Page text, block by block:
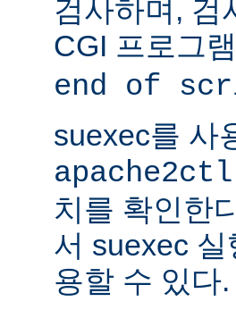
검사하며, 검
CGI 프로그
end of
suexec를 사
치를 확인한
서 suexec
용할 수 있다.